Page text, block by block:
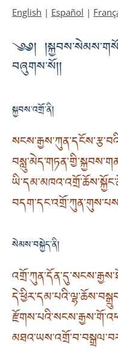
English | Español |
༄༅།
བཞུགས་སོ།།
སྐྱབས་འགྲོ་ནི།
སེམས་བསྐྱེད་ནི།